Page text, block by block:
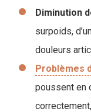
Diminution
surpoids,
douleurs
Problèmes
poussent en